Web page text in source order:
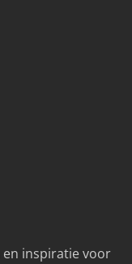
en inspiratie voor